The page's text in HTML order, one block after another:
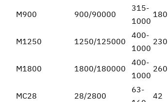
М900 900/90000
315-
1000
180
М1250 1250/125000
400-
1000
230
М1800 1800/180000
400-
1000
260
МС28 28/2800
63-
42